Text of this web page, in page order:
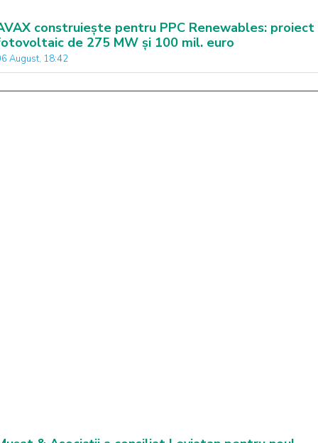
construiește pentru PPC Renewables: proiect
de 275 MW și 100 mil. euro
August, 18:42